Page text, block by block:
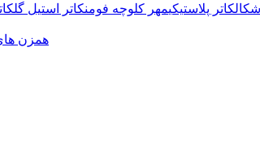
کاتر پلاستیکیمهر کلوچه فومنکاتر استیل گل
همزن